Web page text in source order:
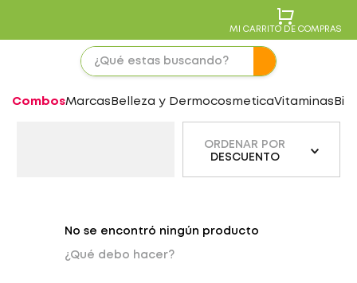
MI CARRITO DE COMPRAS
CombosMarcas Belleza y DermocosmeticaVitaminas
ORDENAR POR
DESCUENTO
No se encontró ningún producto
¿Qué debo hacer?